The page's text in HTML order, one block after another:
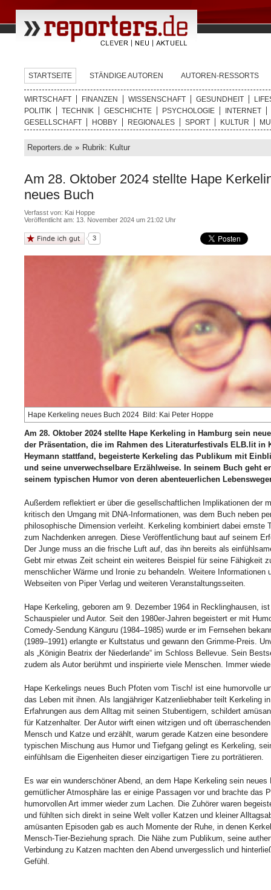
STARTSEITE STÄNDIGE AUTOREN AUTOREN-RESSORTS
WIRTSCHAFT FINANZEN WISSENSCHAFT GESUNDHEIT
POLITIK
TECHNIK GESCHICHTE PSYCHOLOGIE
INTERNET
GESELLSCHAFT
HOBBY REGIONALES SPORT KULTUR
Reporters.de » Rubrik: Kultur
Am 28. Oktober 2024 stellte Hape
neues Buch
Verfasst von: Kai Hoppe
Veröffentlicht am: 13. November 2024 um 21:02 Uhr
3
Hape Kerkeling neues Buch 2024 Bild: Kai Peter Hoppe
Am 28. Oktober 2024 stellte Hape Kerkeling in Hamburg sein
der Präsentation, die im Rahmen des Literaturfestivals ELB.lit in
Heymann stattfand, begeisterte Kerkeling das Publikum mit
und seine unverwechselbare Erzählweise. In seinem Buch geht
seinem typischen Humor von deren abenteuerlichen
Außerdem reflektiert er über die gesellschaftlichen Implikationen der
kritisch den Umgang mit DNA-Informationen, was dem Buch neben
philosophische Dimension verleiht. Kerkeling kombiniert dabei ernste
zum Nachdenken anregen. Diese Veröffentlichung baut auf seinem
Der Junge muss an die frische Luft auf, das ihn bereits als
Gebt mir etwas Zeit scheint ein weiteres Beispiel für seine Fähigkeit
menschlicher Wärme und Ironie zu behandeln. Weitere
Webseiten von Piper Verlag und weiteren Veranstaltungsseiten.
Hape Kerkeling, geboren am 9. Dezember 1964 in Recklinghausen,
Schauspieler und Autor. Seit den 1980er-Jahren begeistert er mit
Comedy-Sendung Känguru (1984–1985) wurde er im Fernsehen
(1989–1991) erlangte er Kultstatus und gewann den Grimme-Preis.
als „Königin Beatrix der Niederlande“ im Schloss Bellevue. Sein
zudem als Autor berühmt und inspirierte viele Menschen. Immer
Hape Kerkelings neues Buch Pfoten vom Tisch! ist eine humorvolle
das Leben mit ihnen. Als langjähriger Katzenliebhaber teilt Kerkeling
Erfahrungen aus dem Alltag mit seinen Stubentigern, schildert
für Katzenhalter. Der Autor wirft einen witzigen und oft
Mensch und Katze und erzählt, warum gerade Katzen eine
typischen Mischung aus Humor und Tiefgang gelingt es Kerkeling,
einfühlsam die Eigenheiten dieser einzigartigen Tiere zu porträtieren.
Es war ein wunderschöner Abend, an dem Hape Kerkeling sein
gemütlicher Atmosphäre las er einige Passagen vor und brachte das
humorvollen Art immer wieder zum Lachen. Die Zuhörer waren
und fühlten sich direkt in seine Welt voller Katzen und kleiner
amüsanten Episoden gab es auch Momente der Ruhe, in denen
Mensch-Tier-Beziehung sprach. Die Nähe zum Publikum, seine
Verbindung zu Katzen machten den Abend unvergesslich und
Gefühl.